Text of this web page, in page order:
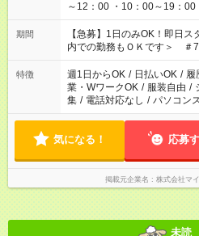
～12：00 ・10：00～19：
22：00 ・22：00～翌6：00
期間
【急募】1日のみOK！即日
内での勤務もＯＫです＞ ＃7
特徴 週1日からOK / 日払いOK / 履
業・WワークOK / 服装自由 /
集 / 電話対応なし / パソコン
気になる！ 応募
掲載元企業名 株式会社マ
未読